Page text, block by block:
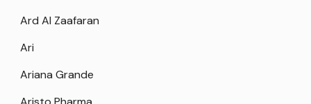
Ard Al Zaafaran
Ari
Ariana Grande